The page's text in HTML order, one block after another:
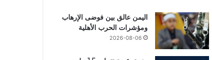
اليمن عالق بين فوضى الإرهاب
ومؤشرات الحرب الأهلية
2026-08-06